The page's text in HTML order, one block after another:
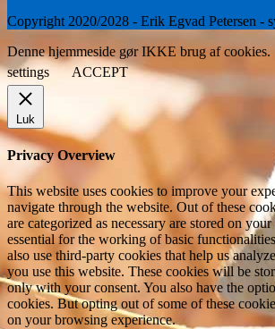
Copyright 2020/2028 - Erik Egvad Petersen -
Denne hjemmeside gør IKKE brug af cookies.
settings
ACCEPT
Luk
Privacy Overview
This website uses cookies to improve your
navigate through the website. Out of these
are categorized as necessary are stored on
essential for the working of basic
also use third-party cookies that help us
you use this website. These cookies will be
only with your consent. You also have the
cookies. But opting out of some of these
on your browsing experience.